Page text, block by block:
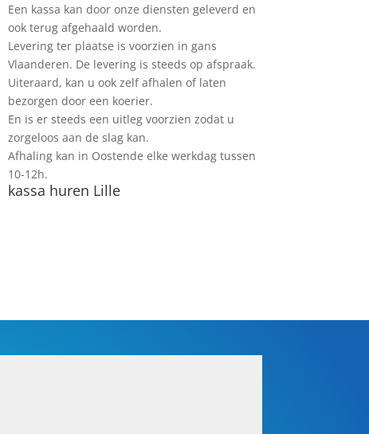
Een kassa kan door onze diensten geleverd en
ook terug afgehaald worden.
Levering ter plaatse is voorzien in gans
Vlaanderen. De levering is steeds op afspraak.
Uiteraard, kan u ook zelf afhalen of laten
bezorgen door een koerier.
En is er steeds een uitleg voorzien zodat u
zorgeloos aan de slag kan.
Afhaling kan in Oostende elke werkdag tussen
10-12h.
kassa huren Lille